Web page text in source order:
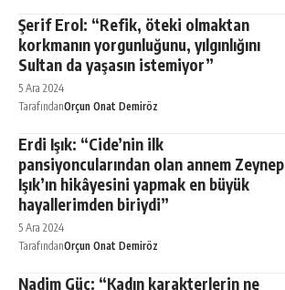
Şerif Erol: “Refik, öteki olmaktan
korkmanın yorgunluğunu, yılgınlığını
Sultan da yaşasın istemiyor”
5 Ara 2024
TarafındanOrçun Onat Demiröz
Erdi Işık: “Cide’nin ilk
pansiyoncularından olan annem Zeynep
Işık’ın hikâyesini yapmak en büyük
hayallerimden biriydi”
5 Ara 2024
TarafındanOrçun Onat Demiröz
Nadim Güç: “Kadın karakterlerin ne